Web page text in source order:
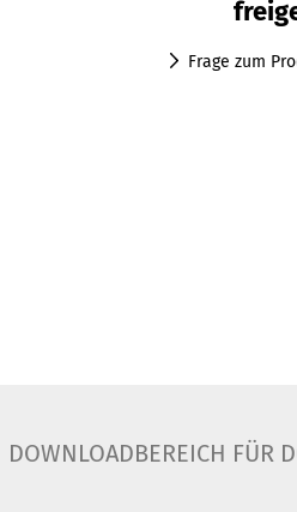
Frage zum
DOWNLOADBEREICH FÜR